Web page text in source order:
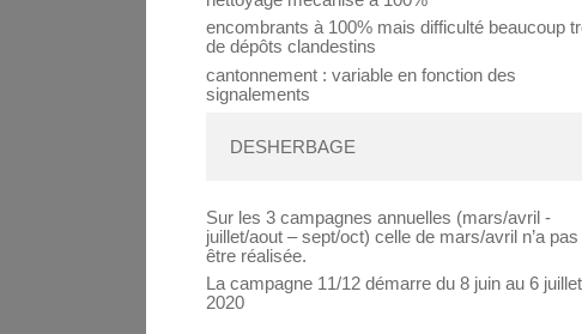
encombrants à 100% mais difficulté beaucoup
de dépôts clandestins
cantonnement : variable en fonction des
signalements
DESHERBAGE
Sur les 3 campagnes annuelles (mars/avril -
juillet/aout – sept/oct) celle de mars/avril n’a pas
être réalisée.
La campagne 11/12 démarre du 8 juin au 6 juillet
2020